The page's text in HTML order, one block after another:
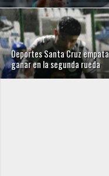
Deportes Santa Cruz
ganar en la segunda rueda